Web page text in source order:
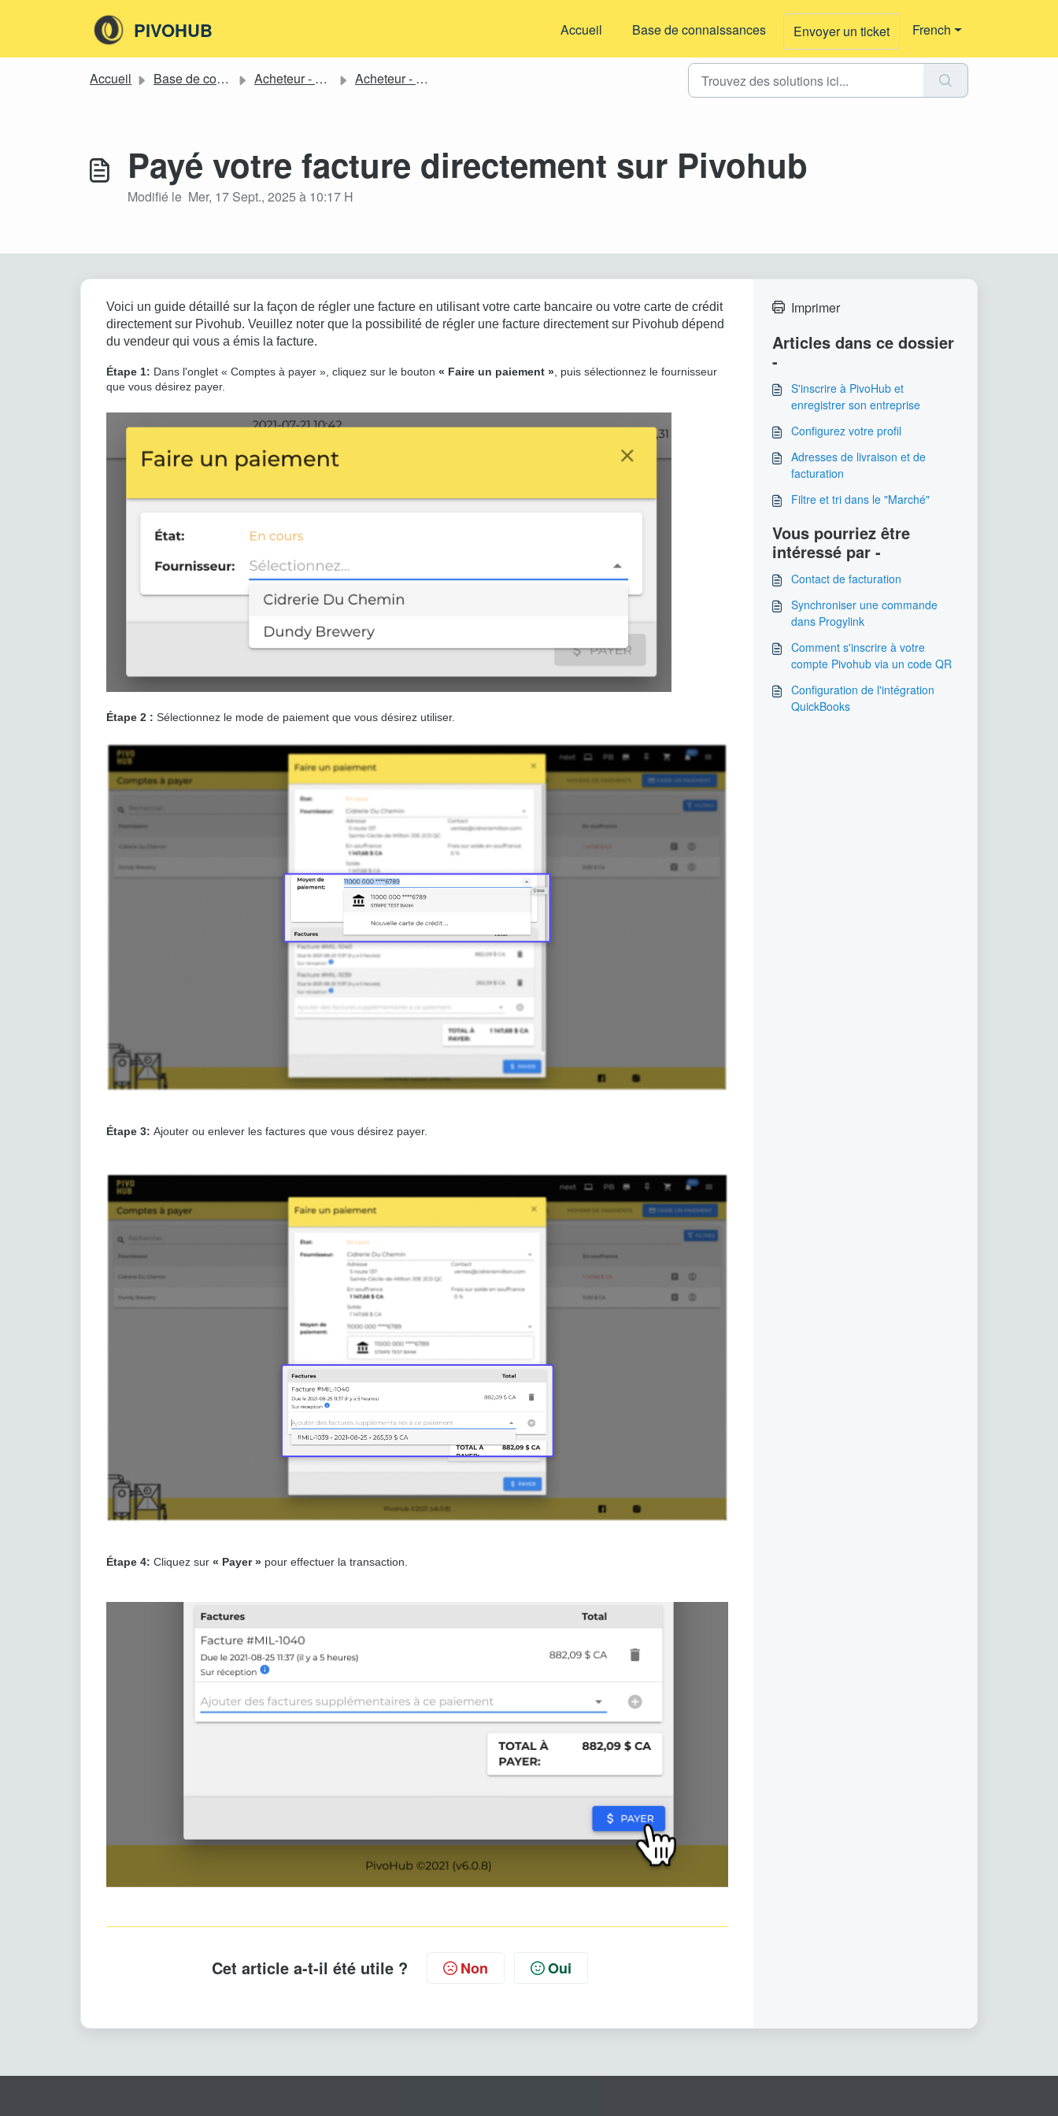
PIVOHUB Accueil Base de connaissances Envoyer un ticket French
Accueil Base de connaissances Acheteur - Détaillant Acheteur - Détaillant
Payé votre facture directement sur Pivohub
Modifié le Mer, 17 Sept., 2025 à 10:17 H
Voici un guide détaillé sur la façon de régler une facture en utilisant votre carte bancaire ou votre carte de crédit
directement sur Pivohub. Veuillez noter que la possibilité de régler une facture directement sur Pivohub dépend
du vendeur qui vous a émis la facture.
Étape 1: Dans l'onglet « Comptes à payer », cliquez sur le bouton « Faire un paiement » , puis sélectionnez le fournisseur
que vous désirez payer.
Étape 2 : Sélectionnez le mode de paiement que vous désirez utiliser.
Étape 3: Ajouter ou enlever les factures que vous désirez payer.
Étape 4: Cliquez sur « Payer » pour effectuer la transaction.
Cet article a-t-il été utile ? Non Oui
Imprimer
Articles dans ce dossier
-
S'inscrire à PivoHub et
enregistrer son entreprise
Configurez votre profil
Adresses de livraison et de
facturation
Filtre et tri dans le "Marché"
Vous pourriez être
intéressé par -
Contact de facturation
Synchroniser une commande
dans Progylink
Comment s'inscrire à votre
compte Pivohub via un code QR
Configuration de l'intégration
QuickBooks